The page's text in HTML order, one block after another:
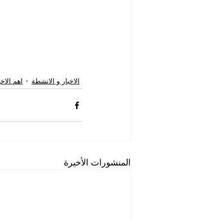
الاخبار و الانشطة اهم
المنشورات الأخيرة